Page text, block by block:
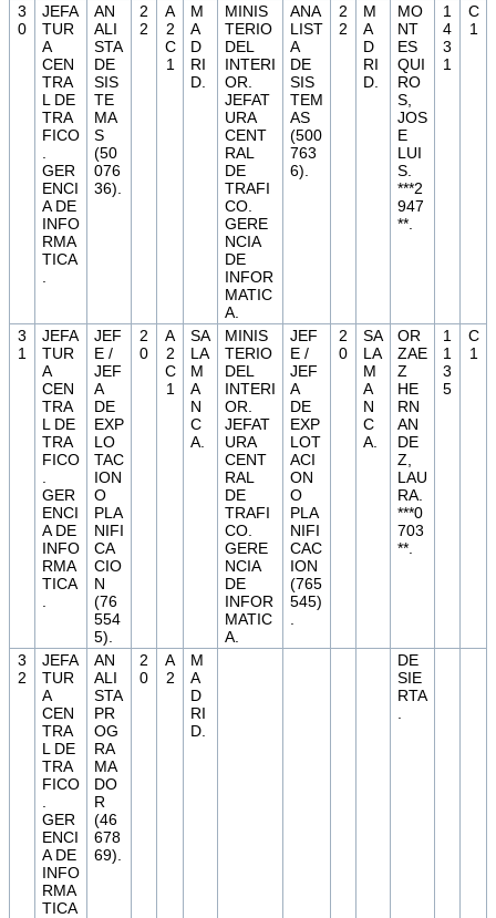
3
0
JEFA
TUR
A
CEN
TRA
L DE
TRA
FICO
GER
ENCI
A DE
INFO
RMA
TICA
AN
ALI
STA
DE
SIS
TE
MA
S
(50
076
36).
2
2
A
2
C
1
M
A
D
RI
D.
MINIS
TERIO
DEL
INTERI
OR.
JEFAT
URA
CENT
RAL
DE
TRAFI
CO.
GERE
NCIA
DE
INFOR
MATIC
A.
ANA
LIST
A
DE
SIS
TEM
AS
(500
763
6).
2
2
M
A
D
RI
D.
MO
NT
ES
QUI
RO
S,
JOS
E
LUI
S.
***2
947
**.
1
4
3
1
C
1
3
1
JEFA
TUR
A
CEN
TRA
L DE
TRA
FICO
GER
ENCI
A DE
INFO
RMA
TICA
JEF
E /
JEF
A
DE
EXP
LO
TAC
ION
O
PLA
NIFI
CA
CIO
N
(76
554
5).
2
0
A
2
C
1
SA
LA
M
A
N
C
A.
MINIS
TERIO
DEL
INTERI
OR.
JEFAT
URA
CENT
RAL
DE
TRAFI
CO.
GERE
NCIA
DE
INFOR
MATIC
A.
JEF
E /
JEF
A
DE
EXP
LOT
ACI
ON
O
PLA
NIFI
CAC
ION
(765
545)
2
0
SA
LA
M
A
N
C
A.
OR
ZAE
Z
HE
RN
AN
DE
Z,
LAU
RA.
***0
703
**.
1
1
3
5
C
1
3
2
JEFA
TUR
A
CEN
TRA
L DE
TRA
FICO
GER
ENCI
A DE
INFO
RMA
TICA
AN
ALI
STA
PR
OG
RA
MA
DO
R
(46
678
69).
2
0
A
2
M
A
D
RI
D.
DE
SIE
RTA